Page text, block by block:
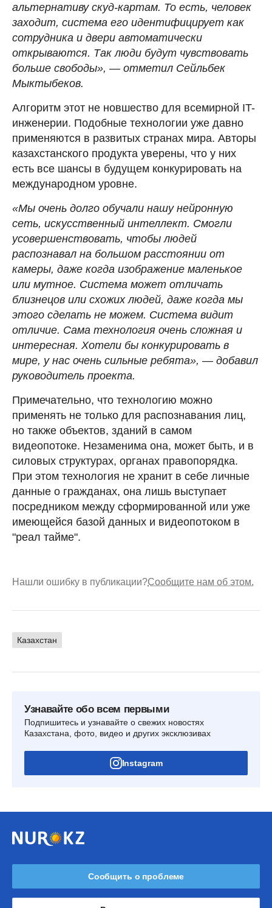
альтернативу скуд-картам. То есть, человек
заходит, система его идентифицирует как
сотрудника и двери автоматически
открываются. Так люди будут чувствовать
больше свободы», — отметил Сейльбек
Мыктыбеков.
Алгоритм этот не новшество для всемирной IT-
инженерии. Подобные технологии уже давно
применяются в развитых странах мира. Авторы
казахстанского продукта уверены, что у них
есть все шансы в будущем конкурировать на
международном уровне.
«Мы очень долго обучали нашу нейронную
сеть, искусственный интеллект. Смогли
усовершенствовать, чтобы людей
распознавал на большом расстоянии от
камеры, даже когда изображение маленькое
или мутное. Система может отличать
близнецов или схожих людей, даже когда мы
этого сделать не можем. Система видит
отличие. Сама технология очень сложная и
интересная. Хотели бы конкурировать в
мире, у нас очень сильные ребята», — добавил
руководитель проекта.
Примечательно, что технологию можно
применять не только для распознавания лиц,
но также объектов, зданий в самом
видеопотоке. Незаменима она, может быть, и в
силовых структурах, органах правопорядка.
При этом технология не хранит в себе личные
данные о гражданах, она лишь выступает
посредником между сформированной или уже
имеющейся базой данных и видеопотоком в
"реал тайме".
Нашли ошибку в публикации?Сообщите нам об этом.
Казахстан
Узнавайте обо всем первыми
Подпишитесь и узнавайте о свежих новостях
Казахстана, фото, видео и других эксклюзивах
Instagram
Сообщить о проблеме